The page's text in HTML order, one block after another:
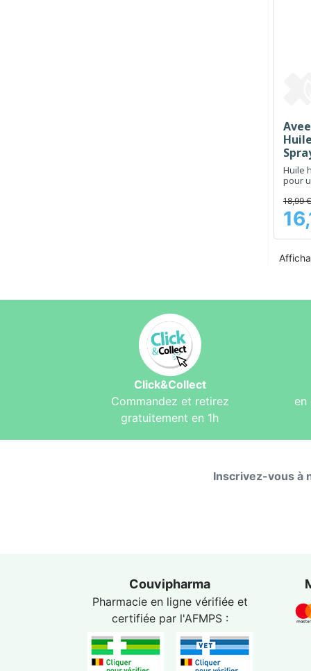
Huile
pour
Prix
18,99 €
Click&Collect
Commandez et retirez
gratuitement en 1h
en
Inscrivez-vous à
Couvipharma
Pharmacie en ligne vérifiée et
certifiée par l'AFMPS: